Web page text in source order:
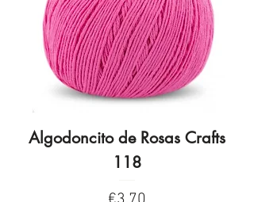
Algodoncito de Rosas Crafts
118